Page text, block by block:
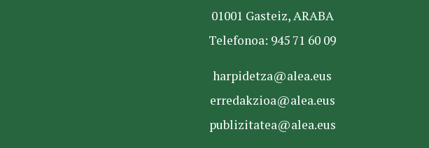
01001 Gasteiz, ARABA
Telefonoa: 945 71 60 09
harpidetza@alea.eus
erredakzioa@alea.eus
publizitatea@alea.eus